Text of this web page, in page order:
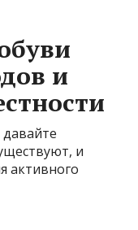
и
давайте
и
активного